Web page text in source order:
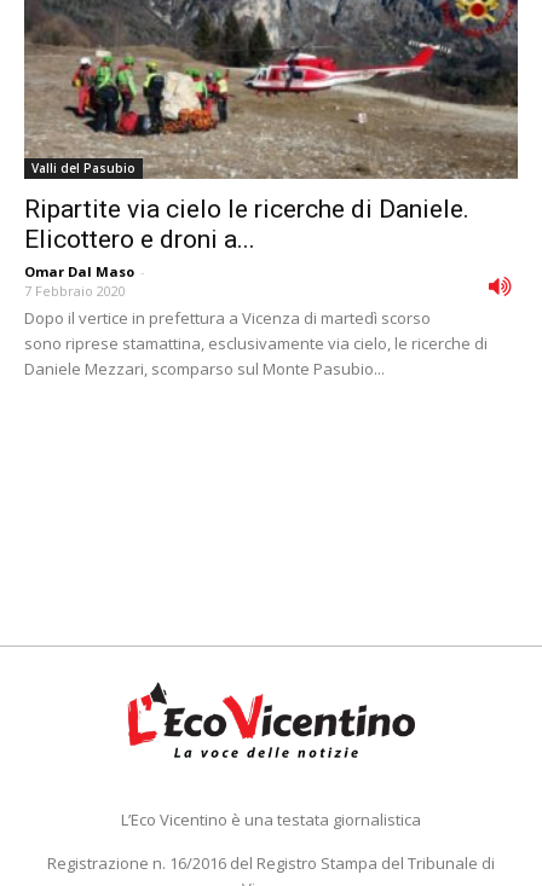
Valli del Pasubio
Ripartite via cielo le ricerche di Daniele.
Elicottero e droni a...
Omar Dal Maso -
7 Febbraio 2020
Dopo il vertice in prefettura a Vicenza di martedì scorso
sono riprese stamattina, esclusivamente via cielo, le ricerche di
Daniele Mezzari, scomparso sul Monte Pasubio...
L’Eco Vicentino è una testata giornalistica
Registrazione n. 16/2016 del Registro Stampa del Tribunale di